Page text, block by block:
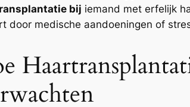
bij iemand met erfelijk
door medische aandoeningen of